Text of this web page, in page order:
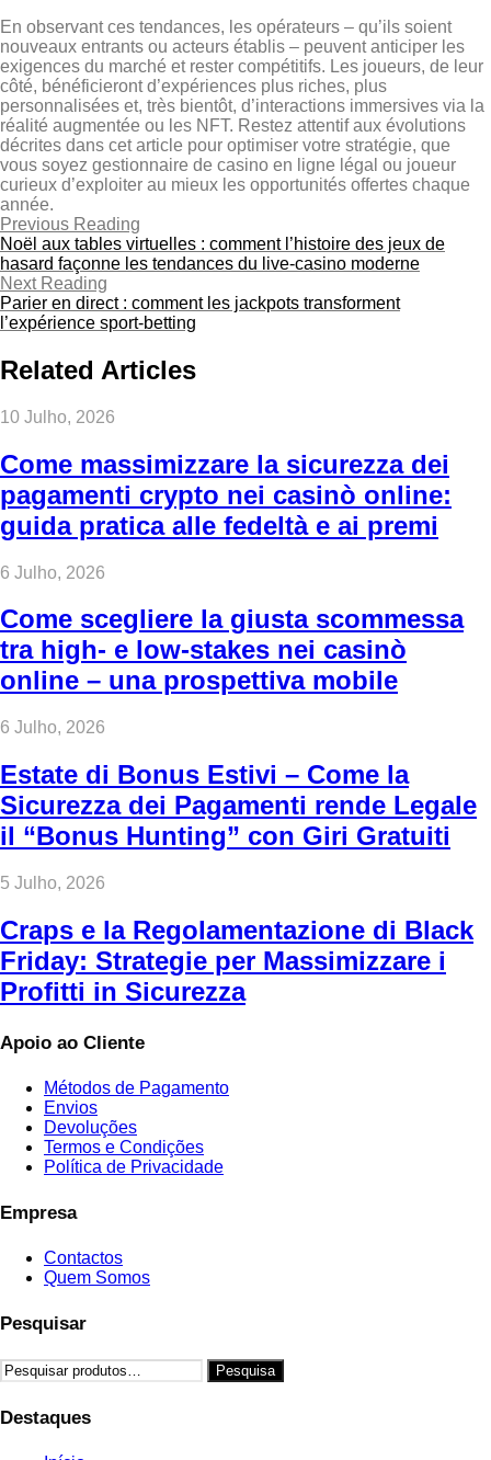
En observant ces tendances, les opérateurs – qu’ils soient
nouveaux entrants ou acteurs établis – peuvent anticiper les
exigences du marché et rester compétitifs. Les joueurs, de leur
côté, bénéficieront d’expériences plus riches, plus
personnalisées et, très bientôt, d’interactions immersives via la
réalité augmentée ou les NFT. Restez attentif aux évolutions
décrites dans cet article pour optimiser votre stratégie, que
vous soyez gestionnaire de casino en ligne légal ou joueur
curieux d’exploiter au mieux les opportunités offertes chaque
année.
Previous Reading
Noël aux tables virtuelles : comment l’histoire des jeux de
hasard façonne les tendances du live‑casino moderne
Next Reading
Parier en direct : comment les jackpots transforment
l’expérience sport‑betting
Related Articles
10 Julho, 2026
Come massimizzare la sicurezza dei
pagamenti crypto nei casinò online:
guida pratica alle fedeltà e ai premi
6 Julho, 2026
Come scegliere la giusta scommessa
tra high‑ e low‑stakes nei casinò
online – una prospettiva mobile
6 Julho, 2026
Estate di Bonus Estivi – Come la
Sicurezza dei Pagamenti rende Legale
il “Bonus Hunting” con Giri Gratuiti
5 Julho, 2026
Craps e la Regolamentazione di Black
Friday: Strategie per Massimizzare i
Profitti in Sicurezza
Apoio ao Cliente
Métodos de Pagamento
Envios
Devoluções
Termos e Condições
Política de Privacidade
Empresa
Contactos
Quem Somos
Pesquisar
Pesquisar
por:
Pesquisa
Destaques